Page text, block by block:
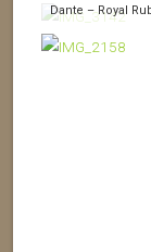
Dante – Royal